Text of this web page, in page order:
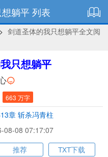
躺平 列表
剑道圣体的我只想躺平全文阅
只想躺平
663 万字
章 斩杀冯青柱
08-08 07:17:07
推荐 TXT下载